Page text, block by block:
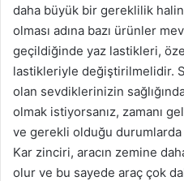
daha büyük bir gereklilik
olması adına bazı ürünler
geçildiğinde yaz lastikleri,
lastikleriyle değiştirilmelidir.
olan sevdiklerinizin
olmak istiyorsanız, zamanı
ve gerekli olduğu durumlarda
Kar zinciri, aracın zemine
olur ve bu sayede araç çok